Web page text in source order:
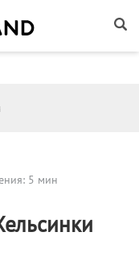
5 мин